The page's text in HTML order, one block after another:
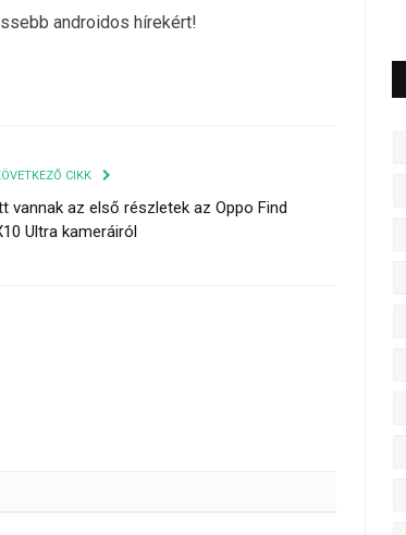
androidos hírekért!
CIKK
vannak az első részletek az Oppo Find
Ultra kameráiról